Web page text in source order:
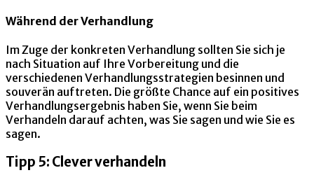
Während der Verhandlung
Im Zuge der konkreten Verhandlung sollten Sie sich je
nach Situation auf Ihre Vorbereitung und die
verschiedenen Verhandlungsstrategien besinnen und
souverän auftreten. Die größte Chance auf ein positives
Verhandlungsergebnis haben Sie, wenn Sie beim
Verhandeln darauf achten, was Sie sagen und wie Sie es
sagen.
Tipp 5: Clever verhandeln